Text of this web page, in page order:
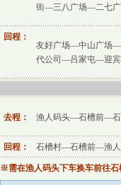
街—三八广场—二七
回程：
友好广场—中山广场
代公司—吕家屯—迎
去程： 渔人码头—石槽前—
回程： 石槽村—石槽前—渔
※需在渔人码头下车换车前往石